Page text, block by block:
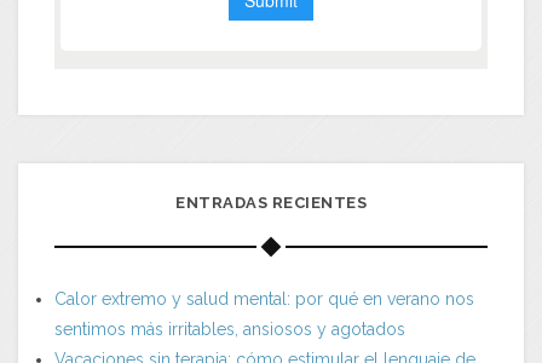
ENTRADAS RECIENTES
Calor extremo y salud mental: por qué en verano nos
sentimos más irritables, ansiosos y agotados
Vacaciones sin terapia: cómo estimular el lenguaje de